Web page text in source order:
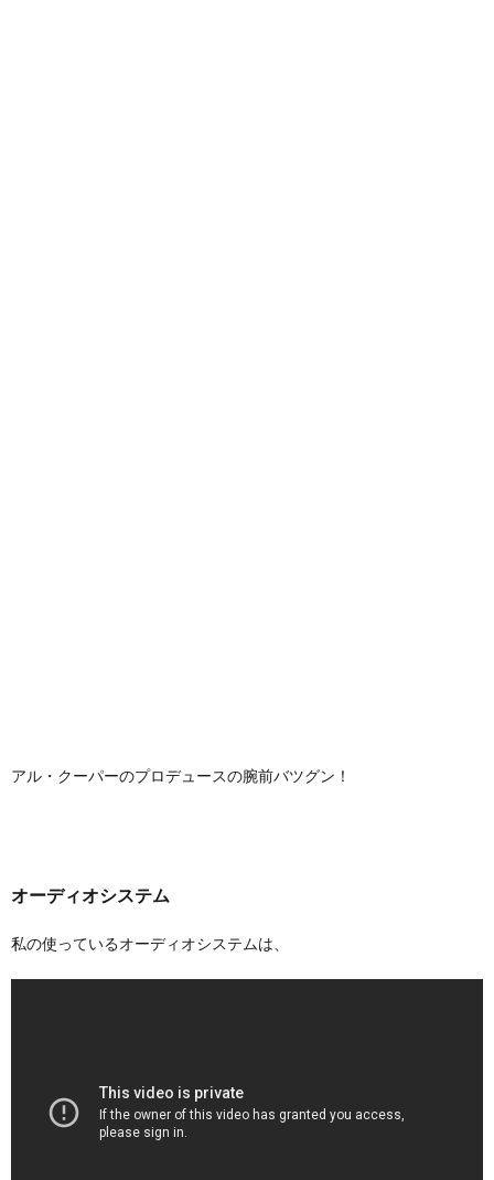
アル・クーパーのプロデュースの腕前バツグン！
オーディオシステム
私の使っているオーディオシステムは、